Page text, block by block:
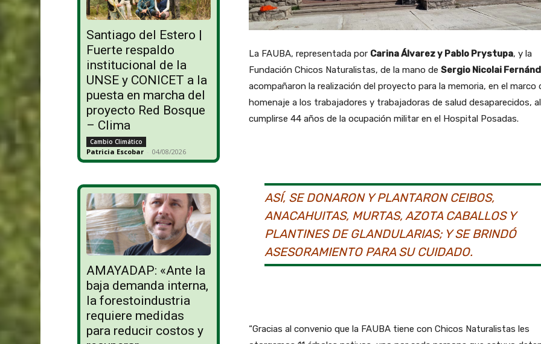
Santiago del Estero |
Fuerte respaldo
institucional de la
UNSE y CONICET a la
puesta en marcha del
proyecto Red Bosque
– Clima
Cambio Climático
Patricia Escobar - 04/08/2026
AMAYADAP: «Ante la
baja demanda interna,
la forestoindustria
requiere medidas
para reducir costos y
La FAUBA, representada por Carina Álvarez y Pablo Prystupa, y la
Fundación Chicos Naturalistas, de la mano de Sergio Nicolai
acompañaron la realización del proyecto para la memoria, en el marco
homenaje a los trabajadores y trabajadoras de salud desaparecidos, al
cumplirse 44 años de la ocupación militar en el Hospital Posadas.
ASÍ, SE DONARON Y PLANTARON CEIBOS,
ANACAHUITAS, MURTAS, AZOTA CABALLOS Y
PLANTINES DE GLANDULARIAS; Y SE BRINDÓ
ASESORAMIENTO PARA SU CUIDADO.
“Gracias al convenio que la FAUBA tiene con Chicos Naturalistas les